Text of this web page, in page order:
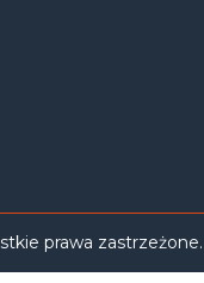
prawa zastrzeżone.